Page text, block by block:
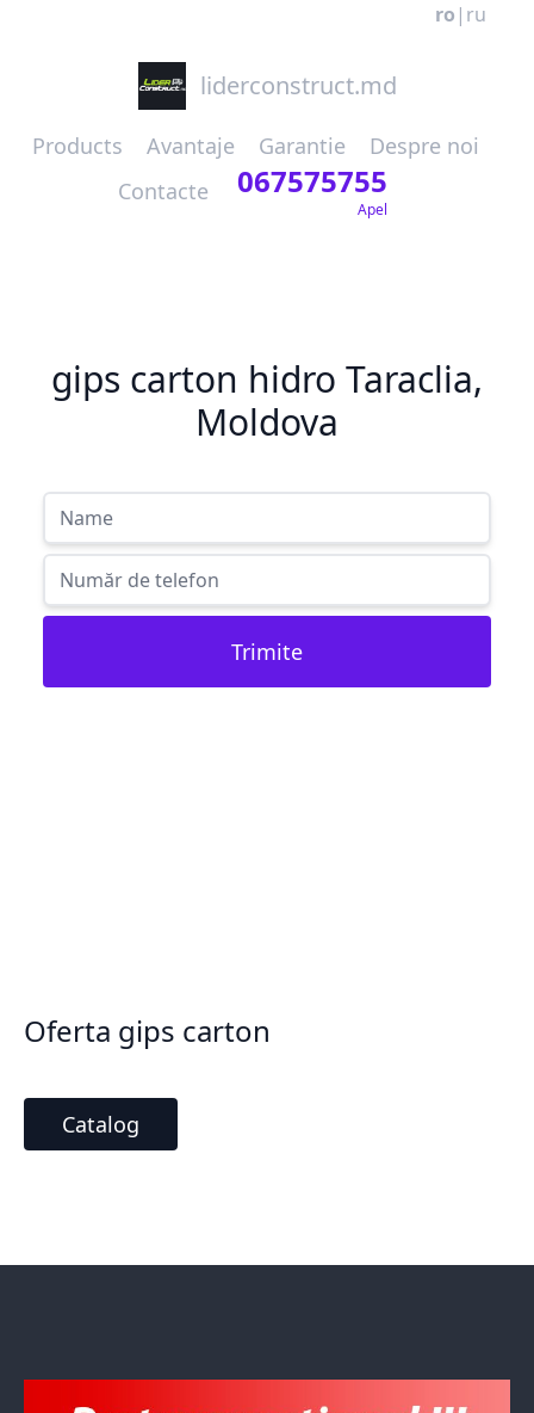
ro | ru
liderconstruct.md
Products Avantaje Garantie
Despre noi
Contacte
067575755
Apel
gips carton hidro Taraclia,
Moldova
Trimite
Oferta gips carton
Catalog